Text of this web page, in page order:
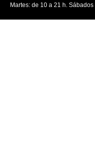
Martes: de 10 a 21 h.